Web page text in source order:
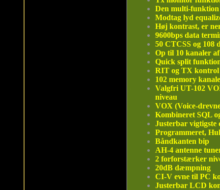
Den multi-funktion
Modtag lyd
Høj kontrast, er
9600bps data
50 CTCSS og 108
Op til 10 kanaler
Quick split
RIT og TX kontrol
102 memory
Valgfri UT-102
niveau
VOX (Voice-
Kombineret SQL
Justerbar vigtigste
Programmeret,
Båndkanten bip
AH-4 antenne
2 forforstærker
20dB dæmpning
CI-V evne til PC
Justerbar LCD